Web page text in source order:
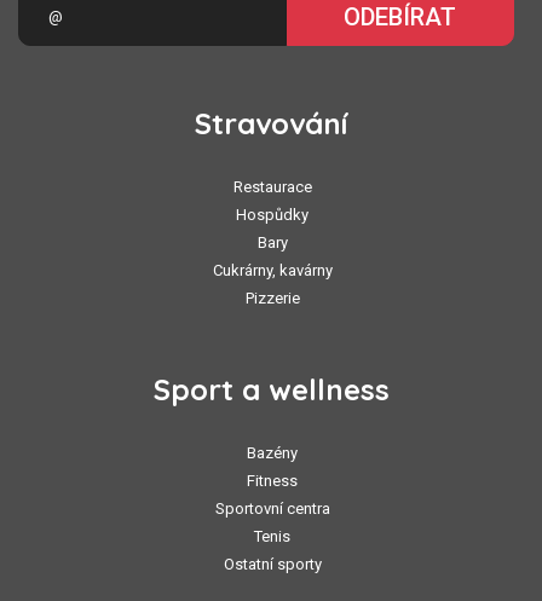
ODEBÍRAT
Stravování
Restaurace
Hospůdky
Bary
Cukrárny, kavárny
Pizzerie
Sport a wellness
Bazény
Fitness
Sportovní centra
Tenis
Ostatní sporty